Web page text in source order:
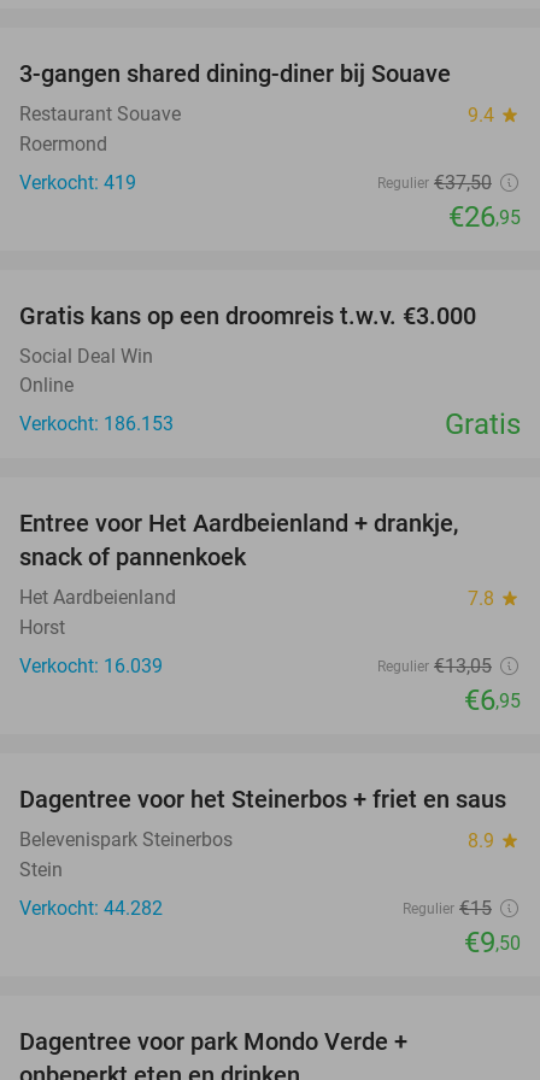
3-gangen shared dining-diner bij Souave
Restaurant Souave 9.4 star
Roermond
Verkocht: 419
Regulier €37,50
€26,95
Gratis kans op een droomreis t.w.v. €3.000
Social Deal Win
Online
Verkocht: 186.153
Gratis
Entree voor Het Aardbeienland + drankje,
snack of pannenkoek
Het Aardbeienland 7.8 star
Horst
Verkocht: 16.039
Regulier €13,05
€6,95
37%
Dagentree voor het Steinerbos + friet en saus
Belevenispark Steinerbos 8.9 star
Stein
Verkocht: 44.282
Regulier €15
€9,50
Dagentree voor park Mondo Verde +